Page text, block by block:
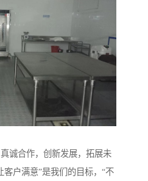
诚合作，创新发展，拓展未
客户满意”是我们的目标，“不